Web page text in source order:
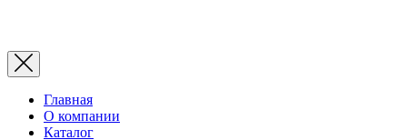
Главная
О компании
Каталог